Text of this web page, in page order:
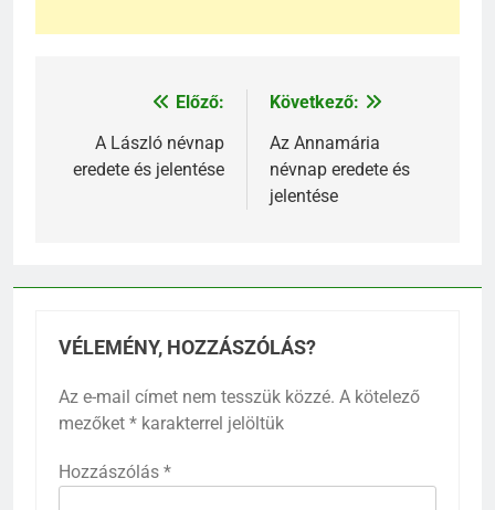
Bejegyzés
navigáció
Előző:
A László névnap
eredete és jelentése
Következő:
Az Annamária
névnap eredete és
jelentése
VÉLEMÉNY, HOZZÁSZÓLÁS?
Az e-mail címet nem tesszük közzé. A kötelező
mezőket * karakterrel jelöltük
Hozzászólás *